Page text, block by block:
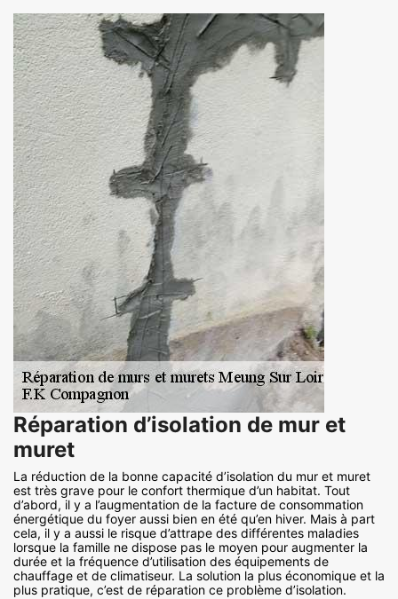
Réparation d’isolation de mur et
muret
La réduction de la bonne capacité d’isolation du mur et muret
est très grave pour le confort thermique d’un habitat. Tout
d’abord, il y a l’augmentation de la facture de consommation
énergétique du foyer aussi bien en été qu’en hiver. Mais à part
cela, il y a aussi le risque d’attrape des différentes maladies
lorsque la famille ne dispose pas le moyen pour augmenter la
durée et la fréquence d’utilisation des équipements de
chauffage et de climatiseur. La solution la plus économique et la
plus pratique, c’est de réparation ce problème d’isolation.